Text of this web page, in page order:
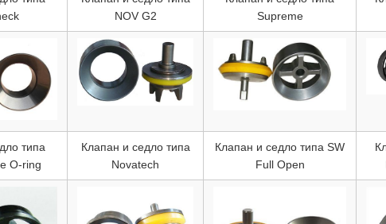
NOV G2
Supreme
типа
O-ring
Клапан и седло типа
Novatech
Клапан и седло типа SW
Full Open